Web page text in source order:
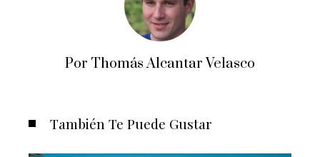
Por Thomás Alcantar Velasco
También Te Puede Gustar